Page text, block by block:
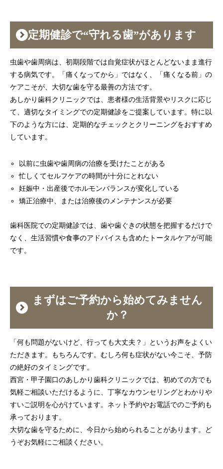
定期健診で“守れる歯”があります
虫歯や歯周病は、初期段階では自覚症状がほとんどないまま進行
する病気です。「痛くなってから」ではなく、「痛くなる前」の
ケアこそが、大切な歯を守る最善の方法です。
あしかり歯科クリニックでは、患者様の生活背景やリスクに応じ
て、適切なタイミングでの定期健診をご提案しています。特に以
下のような方には、定期的なチェックとクリーニングをおすすめ
しています。
以前に虫歯や歯周病の治療を受けたことがある
忙しくてセルフケアの時間が十分にとれない
妊娠中・出産後でホルモンバランスが変化している
矯正治療中、または治療後のメンテナンスが必要
歯科医院での定期健診では、歯や歯ぐきの状態を把握するだけで
なく、生活習慣や食事のアドバイスも含めたトータルケアが可能
です。
まずはご予約から始めてみません
か？
「何も問題がないけど、行っても大丈夫？」というお声をよくい
ただきます。もちろんです。むしろ何も症状がない今こそ、予防
の絶好のタイミングです。
西宮・甲子園口のあしかり歯科クリニックでは、初めての方でも
気軽ご相談いただけるように、丁寧なカウンセリングとわかりや
すいご説明を心がけています。ネット予約やお電話でのご予約も
承っております。
大切な歯を守るために、今日から始められることがあります。ど
うぞお気軽にご相談ください。